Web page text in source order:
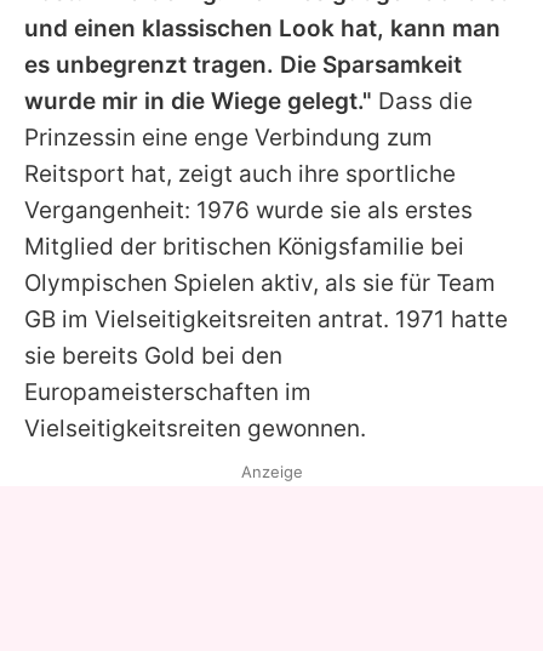
und einen klassischen Look hat, kann man
es unbegrenzt tragen. Die Sparsamkeit
wurde mir in die Wiege gelegt." Dass die
Prinzessin eine enge Verbindung zum
Reitsport hat, zeigt auch ihre sportliche
Vergangenheit: 1976 wurde sie als erstes
Mitglied der britischen Königsfamilie bei
Olympischen Spielen aktiv, als sie für Team
GB im Vielseitigkeitsreiten antrat. 1971 hatte
sie bereits Gold bei den
Europameisterschaften im
Vielseitigkeitsreiten gewonnen.
Anzeige